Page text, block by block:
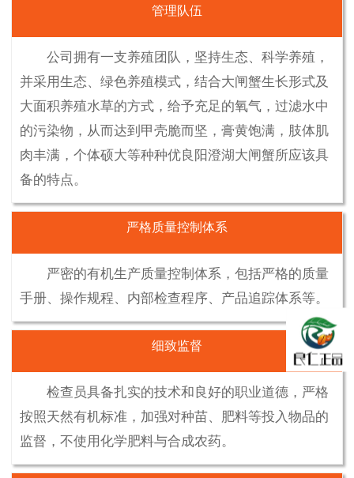
管理队伍
公司拥有一支养殖团队，坚持生态、科学养殖，
并采用生态、绿色养殖模式，结合大闸蟹生长形式及
大面积养殖水草的方式，给予充足的氧气，过滤水中
的污染物，从而达到甲壳脆而坚，膏黄饱满，肢体肌
肉丰满，个体硕大等种种优良阳澄湖大闸蟹所应该具
备的特点。
严格质量控制体系
严密的有机生产质量控制体系，包括严格的质量
手册、操作规程、内部检查程序、产品追踪体系等。
细致监督
检查员具备扎实的技术和良好的职业道德，严格
按照天然有机标准，加强对种苗、肥料等投入物品的
监督，不使用化学肥料与合成农药。